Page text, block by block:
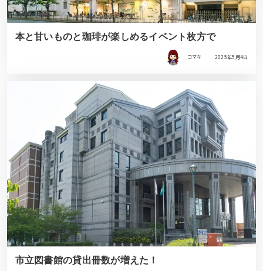
本と甘いものと珈琲が楽しめるイベント枚方で
コマキ 2025年5月4日
市立図書館の貸出冊数が増えた！